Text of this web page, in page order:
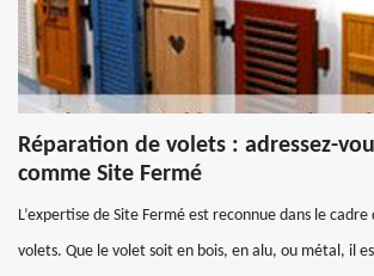
Réparation de volets : adressez-
comme Site Fermé
L’expertise de Site Fermé est reconnue dans le
volets. Que le volet soit en bois, en alu, ou métal, il